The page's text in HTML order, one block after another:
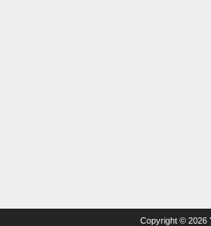
Copyright © 2026